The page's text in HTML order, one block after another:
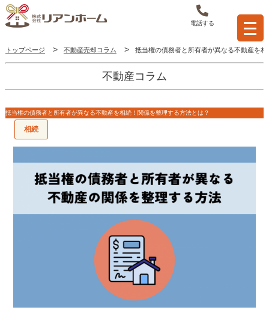
電話する
トップページ 不動産売却コラム 抵当権の債務者と所有者が異なる不動産を
不動産コラム
抵当権の債務者と所有者が異なる不動産を相続！関係を整理する方法とは？
相続